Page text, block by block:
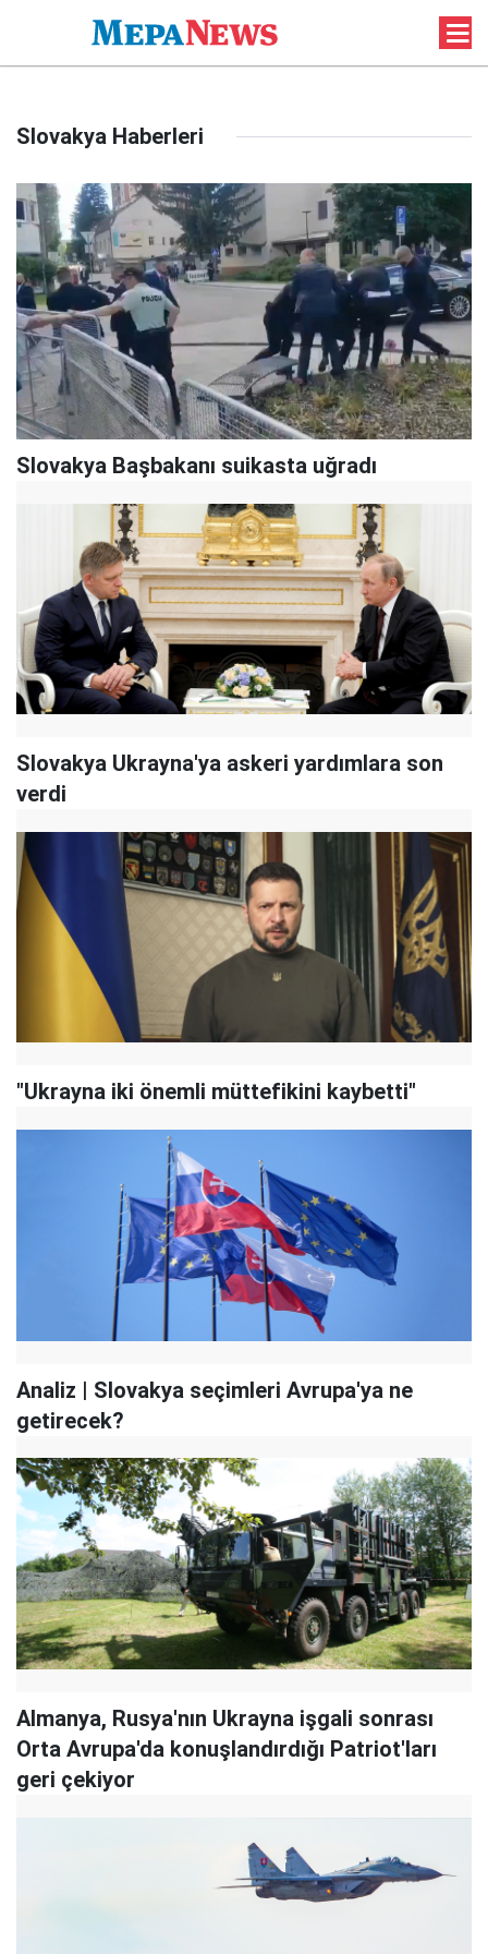
Slovakya Haberleri
Slovakya Başbakanı suikasta uğradı
Slovakya Ukrayna'ya askeri yardımlara son
verdi
"Ukrayna iki önemli müttefikini kaybetti"
Analiz | Slovakya seçimleri Avrupa'ya ne
getirecek?
Almanya, Rusya'nın Ukrayna işgali sonrası
Orta Avrupa'da konuşlandırdığı Patriot'ları
geri çekiyor